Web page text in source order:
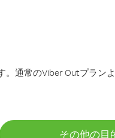
通常のViber Outプラン
その他の目